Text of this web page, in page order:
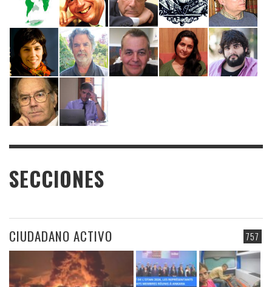
SECCIONES
757
CIUDADANO ACTIVO